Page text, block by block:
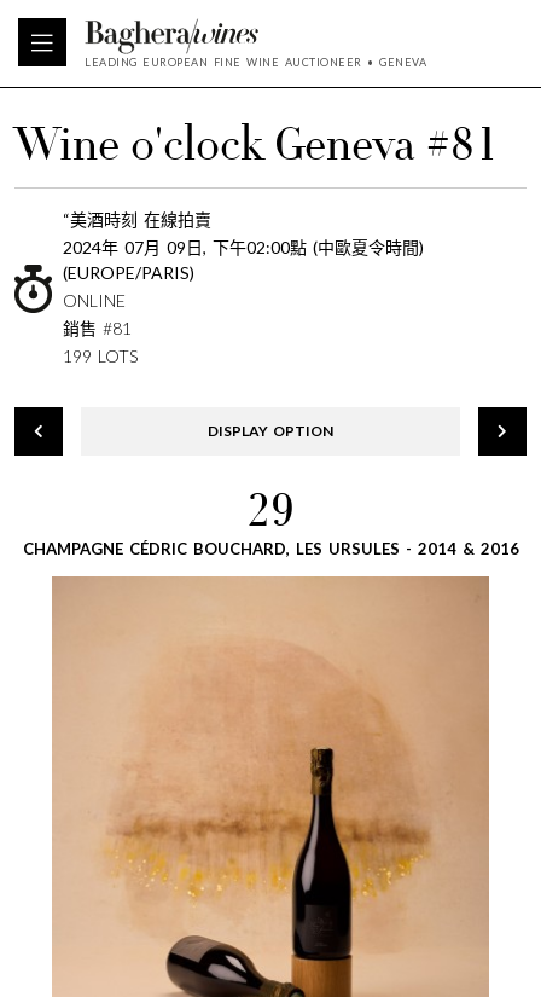
LEADING EUROPEAN FINE WINE AUCTIONEER • GENEVA
Wine o'clock Geneva #81
“美酒時刻 在線拍賣
2024年 07月 09日, 下午02:00點 (中歐夏令時間)
(EUROPE/PARIS)
ONLINE
銷售 #81
199 LOTS
DISPLAY OPTION
29
CHAMPAGNE CÉDRIC BOUCHARD, LES URSULES - 2014 & 2016